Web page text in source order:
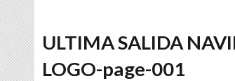
ULTIMA SALIDA
LOGO-page-001